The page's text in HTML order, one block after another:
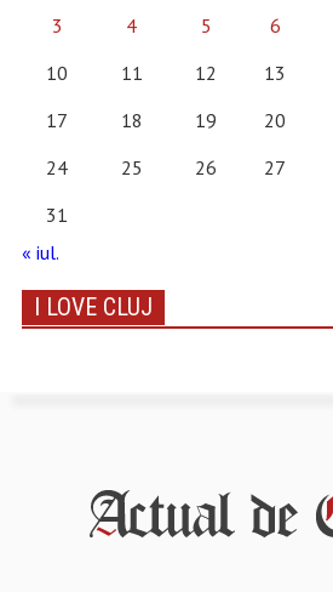
3
4 5 6
10
11 12 13
17
18 19 20
24
25 26 27
31
« iul.
I LOVE CLUJ